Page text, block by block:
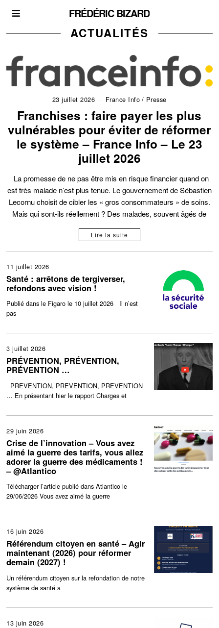
FRÉDÉRIC BIZARD
ACTUALITÉS
23 juillet 2026 France Info / Presse
Franchises : faire payer les plus
vulnérables pour éviter de réformer
le système – France Info – Le 23
juillet 2026
La promesse de ne pas être mis en risque financier quand on
est très malade n’est plus tenue. Le gouvernement de Sébastien
Lecornu choisit de cibler les « gros consommateurs » de soins.
Mais qui sont-ils réellement ? Des malades, souvent âgés de
Lire la suite
11 juillet 2026
Santé : arrêtons de tergiverser,
refondons avec vision !
Publié dans le Figaro le 10 juillet 2026 Il n’est
pas
3 juillet 2026
PRÉVENTION, PRÉVENTION,
PRÉVENTION …
PREVENTION, PREVENTION, PREVENTION
… En présentant hier le rapport Charges et
29 juin 2026
Crise de l’innovation – Vous avez
aimé la guerre des tarifs, vous allez
adorer la guerre des médicaments !
– @Atlantico
Télécharger l’article publié dans Atlantico le
29/06/2026 Vous avez aimé la guerre
16 juin 2026
Référendum citoyen en santé – Agir
maintenant (2026) pour réformer
demain (2027) !
Un référendum citoyen sur la refondation de notre
système de santé a
13 juin 2026